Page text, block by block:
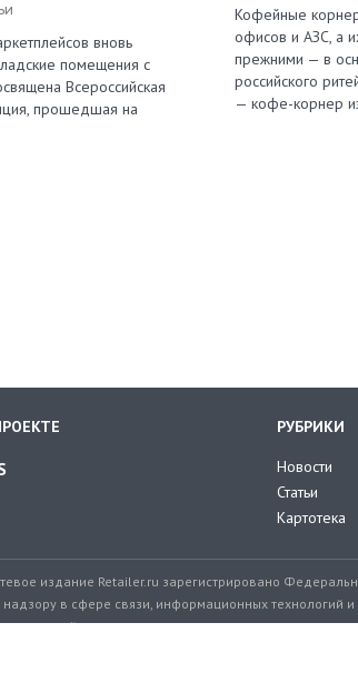
вновь
помещения с
Всероссийская
прошедшая на
Кофейные
офисов и АЗС, а
прежними — в
российского
— кофе-корнер
РУБРИКИ
Новости
Статьи
Картотека
издание Retailer.ru зарегистрировано
надзору в сфере связи, информационных технологий